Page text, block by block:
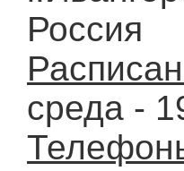
Россия
среда -